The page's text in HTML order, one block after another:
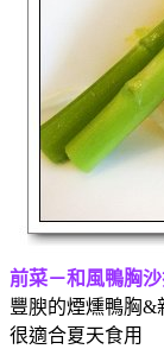
前菜－和風鴨胸
豐腴的煙燻鴨胸&
很適合夏天食用